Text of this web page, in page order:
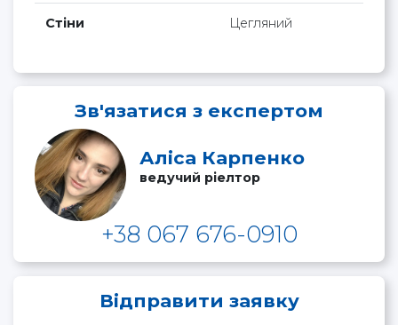
Стіни Цегляний
Зв'язатися з експертом
Аліса Карпенко
ведучий ріелтор
+38 067 676-0910
Відправити заявку